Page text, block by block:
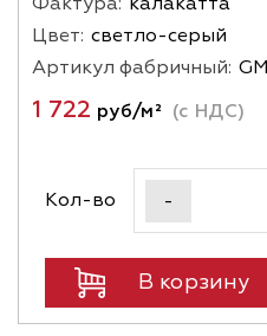
Цвет: светло-серый
Артикул фабричный:
1 722 руб/м² (с НДС)
Кол-во -
В корзину